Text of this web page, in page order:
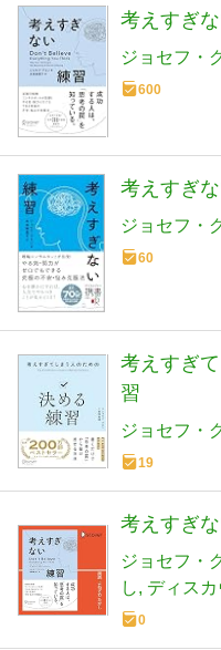
考えすぎ
ジョセフ・
600
考えすぎ
ジョセフ・
60
考えすぎ
習
ジョセフ・
19
考えすぎ
ジョセフ・
し
ディス
0